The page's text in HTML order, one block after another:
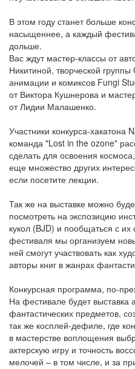
В этом году станет больше
насыщеннее, а каждый
дольше.
Вас ждут мастер-классы от
Никитиной, творческой
анимации и комиксов Fungi
от Виктора Кушнерова и
от Лидии Малашенко.
Участники конкурса-хакатона
команда "Lost in the ozone"
сделать для освоения
еще множество других
если посетите лекции.
Так же на выставке можно
посмотреть на экспозицию
кукол (BJD) и пообщаться с
фестиваля мы организуем
ней смогут участвовать как
авторы книг в жанрах
Конкурсная программа, по-
На фестивале будет выставка
фантастических предметов,
так же косплей-дефиле, где
в мастерстве воплощения
актерскую игру и точность
мелочей – в том числе, и за